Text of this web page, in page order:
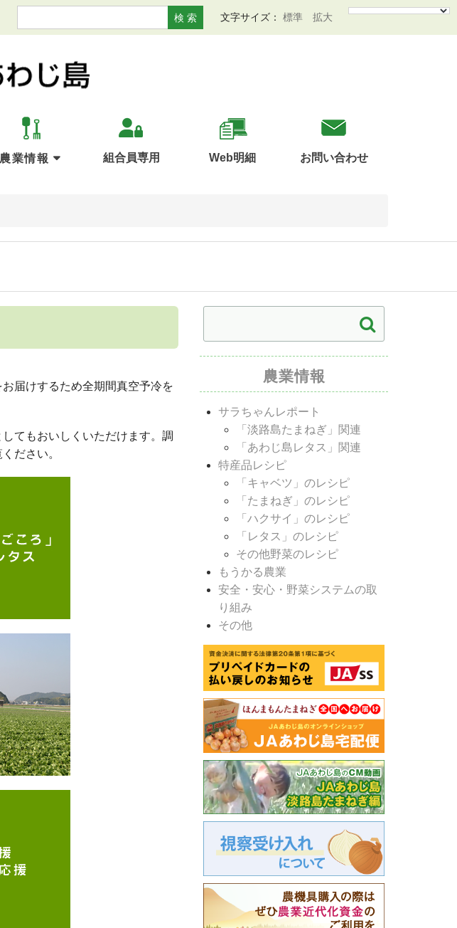
検 索 文字サイズ：標準 拡大
農業情報 組合員専用 Web明細 お問い合わせ
届けするため全期間真空予冷を
てもおいしくいただけます。調
ださい。
農業情報
サラちゃんレポート
「淡路島たまねぎ」関連
「あわじ島レタス」関連
特産品レシピ
「キャベツ」のレシピ
「たまねぎ」のレシピ
「ハクサイ」のレシピ
「レタス」のレシピ
その他野菜のレシピ
もうかる農業
安全・安心・野菜システムの取
り組み
その他